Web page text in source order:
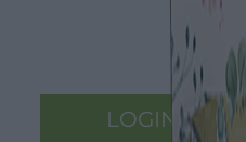
LOGIN